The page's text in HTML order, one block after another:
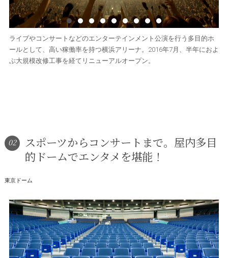
ライブやコンサートなどのエンターテインメント公演を行う多目的ホ
ールとして、高い稼働率を持つ横浜アリーナ。2016年7月、半年におよ
ぶ大規模改修工事を経てリニューアルオープン。
02
スポーツからコンサートまで。屋内多目
的ドームでエンタメを堪能！
東京ドーム